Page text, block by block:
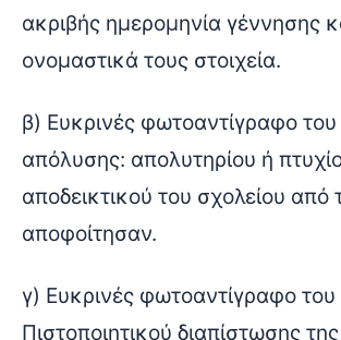
ακριβής ημερομηνία γέννησης
ονομαστικά τους στοιχεία.
β) Ευκρινές φωτοαντίγραφο του
απόλυσης: απολυτηρίου ή
αποδεικτικού του σχολείου από
αποφοίτησαν.
γ) Ευκρινές φωτοαντίγραφο του
Πιστοποιητικού διαπίστωσης